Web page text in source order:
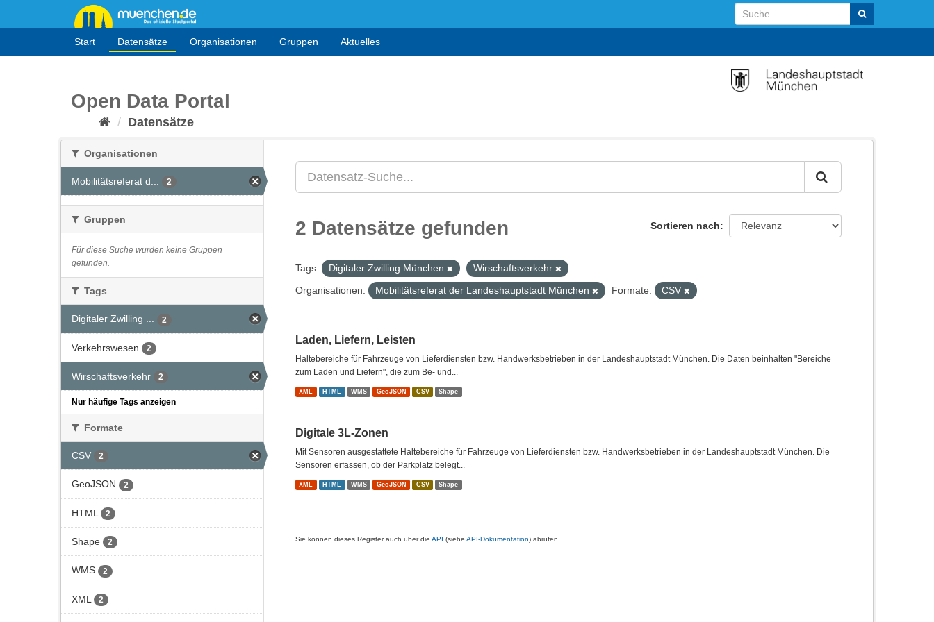
Start Datensätze Organisationen Gruppen Aktuelles
Open Data Portal
Datensätze
Organisationen
Mobilitätsreferat d... 2
Gruppen
Für diese Suche wurden keine Gruppen
gefunden.
Tags
Digitaler Zwilling ... 2
Verkehrswesen 2
Wirschaftsverkehr 2
Nur häufige Tags anzeigen
Formate
CSV 2
GeoJSON 2
HTML 2
Shape 2
WMS 2
XML 2
Sortieren nach
2 Datensätze gefunden
Tags: Digitaler Zwilling München
Wirschaftsverkehr
Organisationen:
Mobilitätsreferat der Landeshauptstadt München Formate: CSV
Laden, Liefern, Leisten
Haltebereiche für Fahrzeuge von Lieferdiensten bzw. Handwerksbetrieben in der Landeshauptstadt München. Die Daten beinhalten "Bereiche
zum Laden und Liefern", die zum Be- und...
XML HTML WMS GeoJSON CSV Shape
Digitale 3L-Zonen
Mit Sensoren ausgestattete Haltebereiche für Fahrzeuge von Lieferdiensten bzw. Handwerksbetrieben in der Landeshauptstadt München. Die
Sensoren erfassen, ob der Parkplatz belegt...
XML HTML WMS GeoJSON CSV Shape
Sie können dieses Register auch über die API (siehe API-Dokumentation) abrufen.